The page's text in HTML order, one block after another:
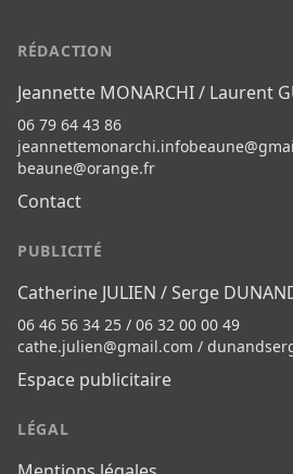
RÉDACTION
Jeannette MONARCHI / Laurent
06 79 64 43 86
beaune@orange.fr
Contact
PUBLICITÉ
Catherine JULIEN / Serge
06 46 56 34 25 / 06 32 00 00 49
cathe.julien@gmail.com /
Espace publicitaire
LÉGAL